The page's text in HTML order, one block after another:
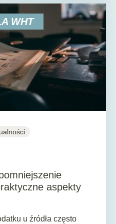
WHT
aspekty
u źródła często